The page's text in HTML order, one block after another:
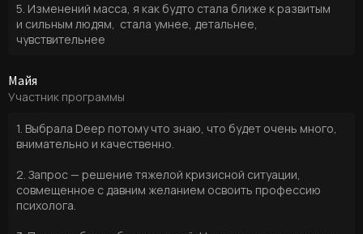
5. Изменений масса, я как будто стала ближе к развитым
и сильным людям, стала умнее, детальнее,
чувствительнее
Майя
Участник программы
1. Выбрала Deep потому что знаю, что будет очень много,
внимательно и качественно.
2. Запрос — решение тяжелой кризисной ситуации,
совмещенное с давним желанием освоить профессию
психолога.